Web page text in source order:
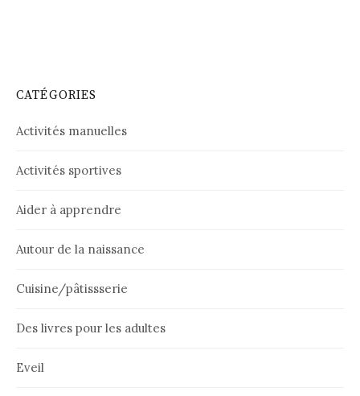
CATÉGORIES
Activités manuelles
Activités sportives
Aider à apprendre
Autour de la naissance
Cuisine/pâtissserie
Des livres pour les adultes
Eveil